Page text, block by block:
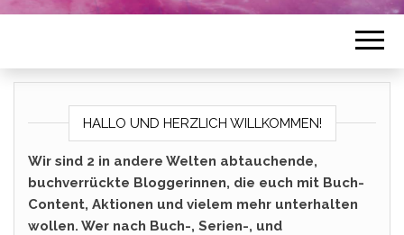
HALLO UND HERZLICH WILLKOMMEN!
Wir sind 2 in andere Welten abtauchende,
buchverrückte Bloggerinnen, die euch mit Buch-
Content, Aktionen und vielem mehr unterhalten
wollen. Wer nach Buch-, Serien-, und